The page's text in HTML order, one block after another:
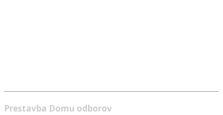
Prestavba Domu odborov